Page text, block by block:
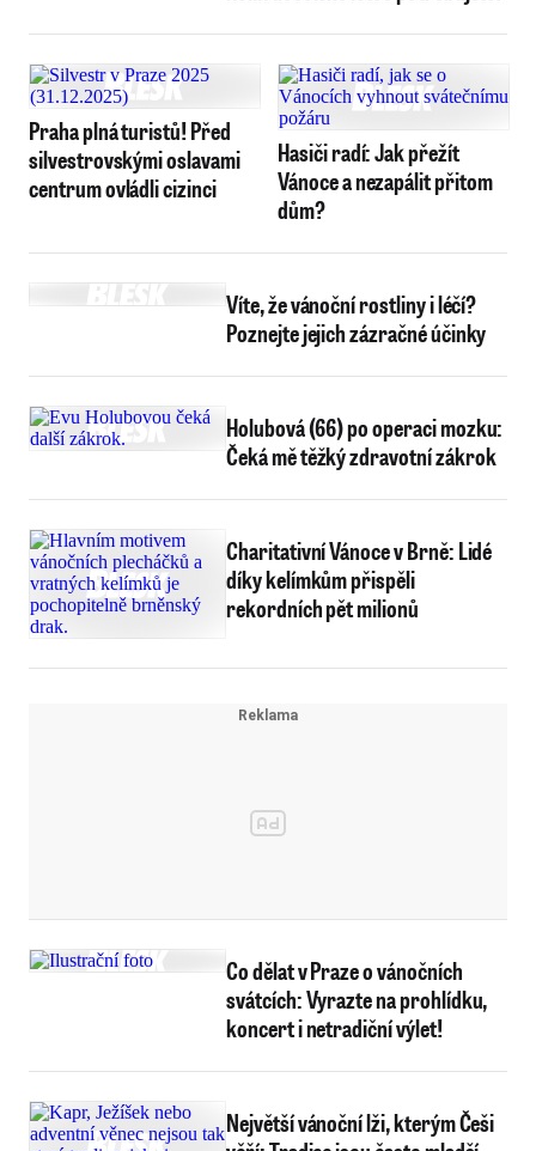
Praha plná turistů! Před
silvestrovskými oslavami
centrum ovládli cizinci
Hasiči radí: Jak přežít
Vánoce a nezapálit přitom
dům?
Víte, že vánoční rostliny i léčí?
Poznejte jejich zázračné účinky
Holubová (66) po operaci mozku:
Čeká mě těžký zdravotní zákrok
Charitativní Vánoce v Brně: Lidé
díky kelímkům přispěli
rekordních pět milionů
Co dělat v Praze o vánočních
svátcích: Vyrazte na prohlídku,
koncert i netradiční výlet!
Největší vánoční lži, kterým Češi